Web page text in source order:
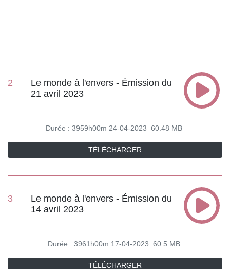
2
Le monde à l'envers - Émission du
21 avril 2023
Durée : 3959h00m 24-04-2023 60.48 MB
TÉLÉCHARGER
3
Le monde à l'envers - Émission du
14 avril 2023
Durée : 3961h00m 17-04-2023 60.5 MB
TÉLÉCHARGER